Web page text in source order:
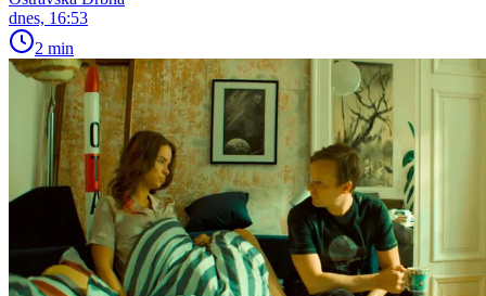
dnes, 16:53
2 min